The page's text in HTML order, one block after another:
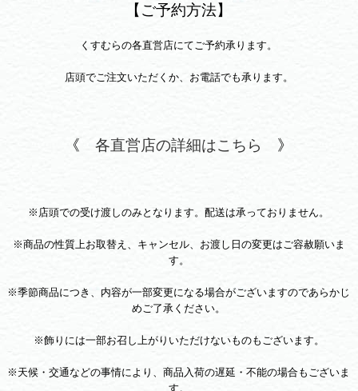
【ご予約方法】
くすむらの各直営店にてご予約承ります。
店頭でご注文いただくか、お電話でも承ります。
《各直営店の詳細はこちら 》
※店頭での受け渡しのみとなります。配送は承っておりません。
※商品の性質上お取替え、キャンセル、お渡し日の変更はご容赦願いま
す。
※季節商品につき、内容が一部変更になる場合がございますのであらかじ
めご了承ください。
※飾りには一部お召し上がりいただけないものもございます。
※天候・交通などの事情により、商品入荷の遅延・不能の場合もございま
す。